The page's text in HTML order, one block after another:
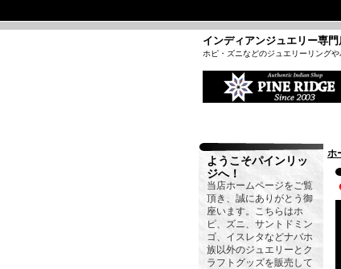
インディアンジュエリー専門
ホピ・ズニなどのジュエリーリング
ようこそパインリッ
ジへ！
当店ホームページをご覧
頂き、誠にありがとう御
座います。こちらはホ
ピ、ズニ、サントドミン
ゴ、イスレタなどナバホ
族以外のジュエリーとク
ラフトグッズを販売して
ホ